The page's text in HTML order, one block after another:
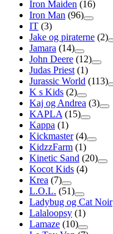
Iron Maiden (16)
Iron Man (96)
IT (3)
Jake og piraterne (2)
Jamara (14)
John Deere (12)
Judas Priest (1)
Jurassic World (113)
K s Kids (2)
Kaj og Andrea (3)
KAPLA (15)
Kappa (1)
Kickmaster (4)
KidzzFarm (1)
Kinetic Sand (20)
Kocot Kids (4)
Krea (7)
L.O.L. (51)
Ladybug og Cat Noir
Lalaloopsy (1)
Lamaze (10)